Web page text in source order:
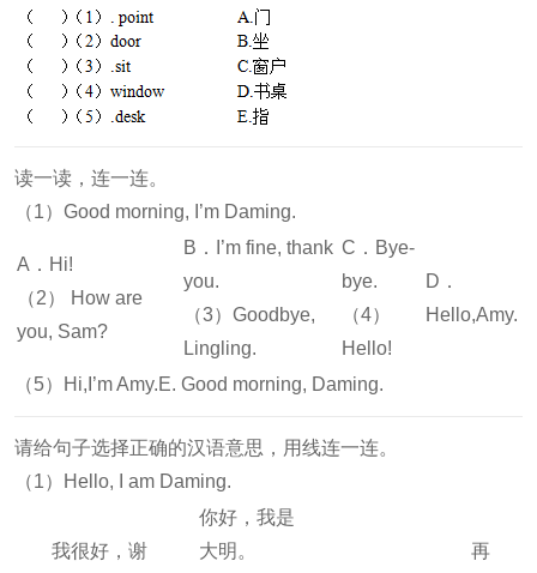
读一读，连一连。
（1）Good morning, I’m Daming.
A．Hi!
（2） How are
you, Sam?
B．I’m fine, thank
you.
（3）Goodbye,
Lingling.
C．Bye-
bye.
（4）
Hello!
D．
Hello,Amy.
（5）Hi,I’m Amy.E. Good morning, Daming.
请给句子选择正确的汉语意思，用线连一连。
（1）Hello, I am Daming.
我很好，谢
你好，我是
大明。
再